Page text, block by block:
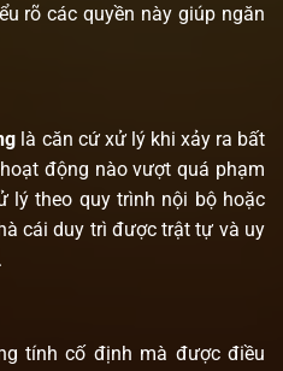
rõ các quyền này giúp ngăn
là căn cứ xử lý khi xảy ra bất
động nào vượt quá phạm
lý theo quy trình nội bộ hoặc
cái duy trì được trật tự và uy
tính cố định mà được điều